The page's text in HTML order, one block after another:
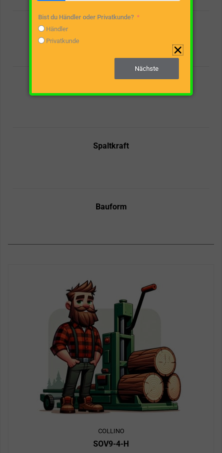
Spaltkraft
Bauform
COLLINO
SOV9-4-H
Bist du Händler oder Privatkunde?
Händler
Privatkunde
Nächste